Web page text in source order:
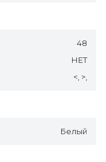
48
НЕТ
<, >,
Белый